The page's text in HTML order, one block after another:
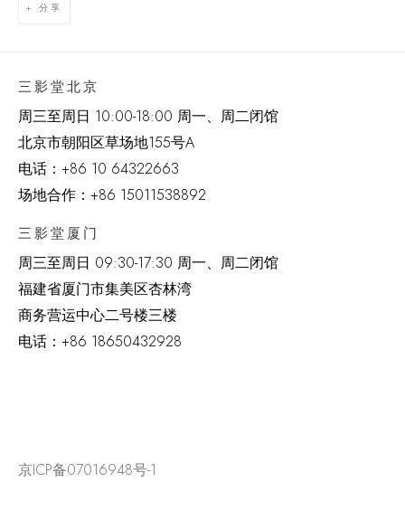
分享
三影堂北京
周三至周日 10:00-18:00 周一、周二闭馆
北京市朝阳区草场地155号A
电话： +86 10 64322663
场地合作：+86 15011538892
三影堂厦门
周三至周日 09:30-17:30 周一、周二闭馆
福建省厦门市集美区杏林湾
商务营运中心二号楼三楼
电话： +86 18650432928
京ICP备07016948号-1